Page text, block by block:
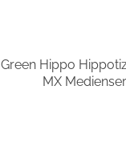
Green Hippo
MX